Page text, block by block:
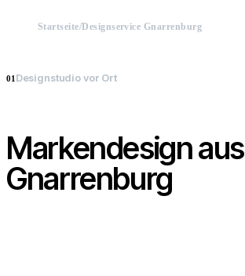
Startseite Designservice Gnarrenburg
01 Designstudio vor Ort
Markendesign aus
Gnarrenburg